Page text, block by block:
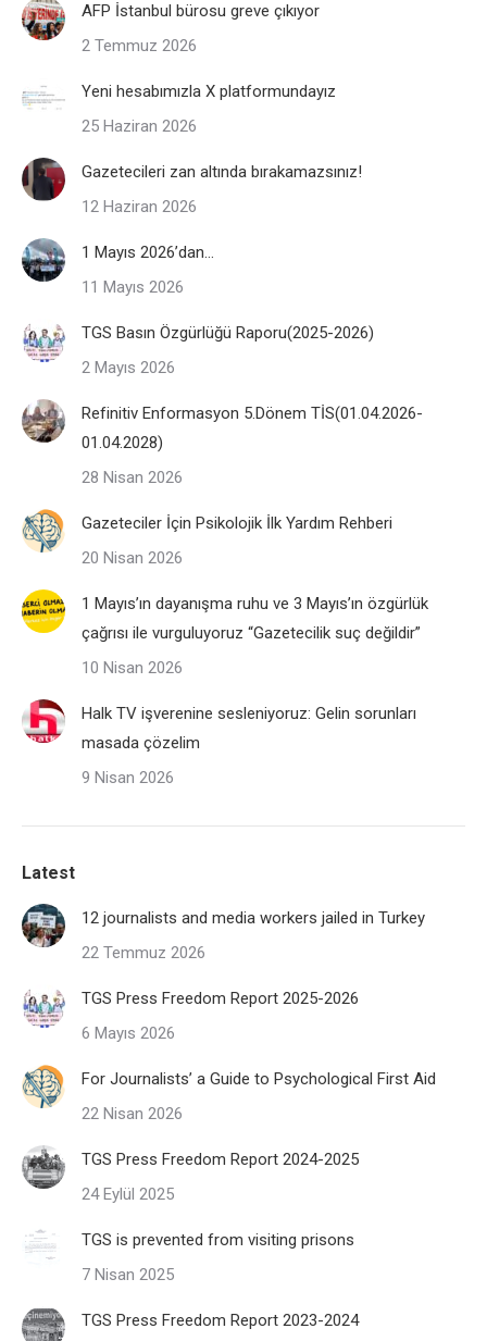
AFP İstanbul bürosu greve çıkıyor
2 Temmuz 2026
Yeni hesabımızla X platformundayız
25 Haziran 2026
Gazetecileri zan altında bırakamazsınız!
12 Haziran 2026
1 Mayıs 2026’dan…
11 Mayıs 2026
TGS Basın Özgürlüğü Raporu(2025-2026)
2 Mayıs 2026
Refinitiv Enformasyon 5.Dönem TİS(01.04.2026-
01.04.2028)
28 Nisan 2026
Gazeteciler İçin Psikolojik İlk Yardım Rehberi
20 Nisan 2026
1 Mayıs’ın dayanışma ruhu ve 3 Mayıs’ın özgürlük
çağrısı ile vurguluyoruz “Gazetecilik suç değildir”
10 Nisan 2026
Halk TV işverenine sesleniyoruz: Gelin sorunları
masada çözelim
9 Nisan 2026
Latest
12 journalists and media workers jailed in Turkey
22 Temmuz 2026
TGS Press Freedom Report 2025-2026
6 Mayıs 2026
For Journalists’ a Guide to Psychological First Aid
22 Nisan 2026
TGS Press Freedom Report 2024-2025
24 Eylül 2025
TGS is prevented from visiting prisons
7 Nisan 2025
TGS Press Freedom Report 2023-2024